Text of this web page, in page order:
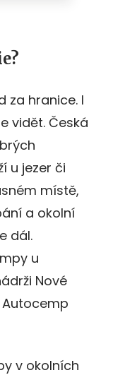
za hranice. I
vidět. Česká
u jezer či
místě,
a okolní
dál.
u
Nové
Autocemp
v okolních